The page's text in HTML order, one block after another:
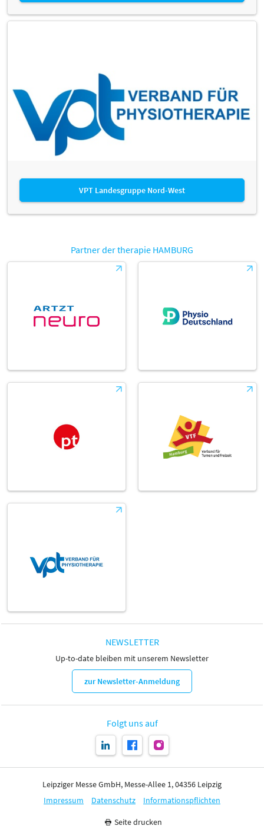
VPT Landesgruppe Nord-West
Partner der therapie HAMBURG
NEWSLETTER
Up-to-date bleiben mit unserem Newsletter
zur Newsletter-Anmeldung
Folgt uns auf
Leipziger Messe GmbH, Messe-Allee 1, 04356 Leipzig
Impressum
Datenschutz Informationspflichten
Seite drucken